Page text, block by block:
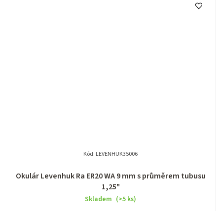
Okulár Levenhuk Ra ER20 WA 9 mm s průměrem tubusu
1,25"
Skladem (>5 ks)
Kód: LEVENHUK35006